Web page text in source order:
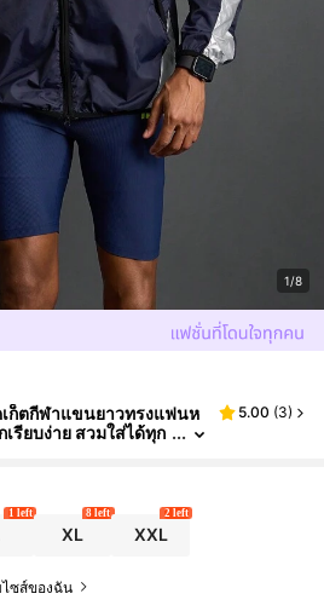
1/8
ก็ตกีฬาแขนยาวทรงแฟนห
รียบง่าย สวมใส่ได้ทุก
5.00 (3)
1 left
XL
8 left
XXL
2 left
ซส์ของฉัน